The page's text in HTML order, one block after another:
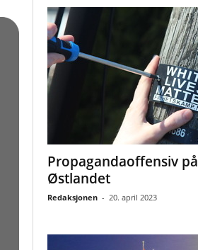
Propagandaoffensiv på
Østlandet
Redaksjonen - 20. april 2023